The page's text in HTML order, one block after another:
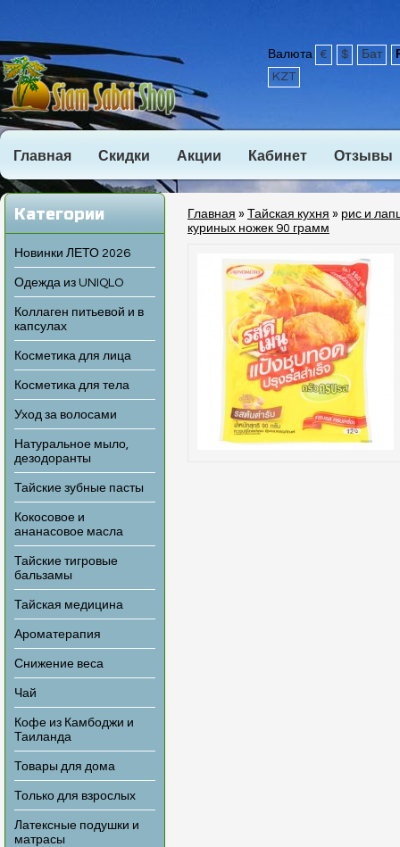
Валюта € $ Бат
KZT
Главная Скидки Акции Кабинет Отзывы
Категории
Новинки ЛЕТО 2026
Одежда из UNIQLO
Коллаген питьевой и в
капсулах
Косметика для лица
Косметика для тела
Уход за волосами
Натуральное мыло,
дезодоранты
Тайские зубные пасты
Кокосовое и
ананасовое масла
Тайские тигровые
бальзамы
Тайская медицина
Ароматерапия
Снижение веса
Чай
Кофе из Камбоджи и
Таиланда
Товары для дома
Только для взрослых
Латексные подушки и
матрасы
Главная » Тайская кухня » рис и
куриных ножек 90 грамм